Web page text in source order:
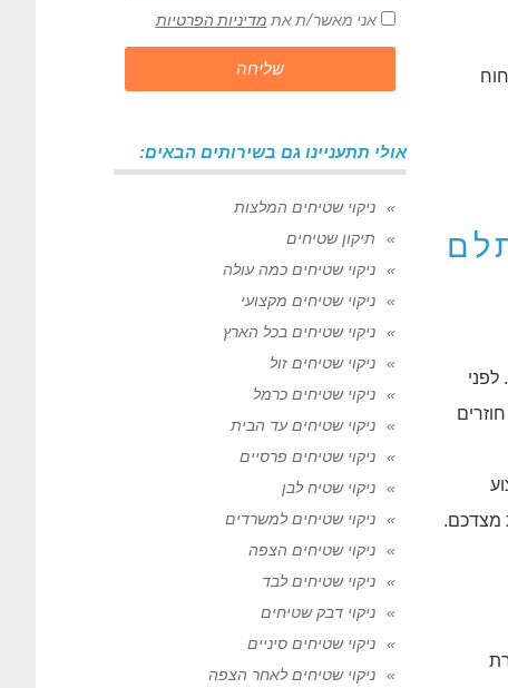
מצדכם.
אני מאשר/ת את מדיניות הפרטיות
שליחה
אולי תתעניינו גם בשירותים הבאים:
ניקוי שטיחים המלצות
תיקון שטיחים
ניקוי שטיחים כמה עולה
ניקוי שטיחים מקצועי
ניקוי שטיחים בכל הארץ
ניקוי שטיחים זול
ניקוי שטיחים כרמל
ניקוי שטיחים עד הבית
ניקוי שטיחים פרסיים
ניקוי שטיח לבן
ניקוי שטיחים למשרדים
ניקוי שטיחים הצפה
ניקוי שטיחים לבד
ניקוי דבק שטיחים
ניקוי שטיחים סיניים
ניקוי שטיחים לאחר הצפה